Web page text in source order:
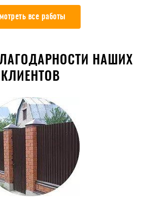
все работы
НАШИХ
КЛИЕНТОВ